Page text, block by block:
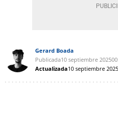
Gerard Boada
Publicada10 septiembre 2025
Actualizada10 septiembre 2025